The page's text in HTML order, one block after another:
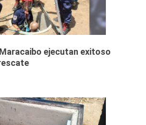
ejecutan exitoso